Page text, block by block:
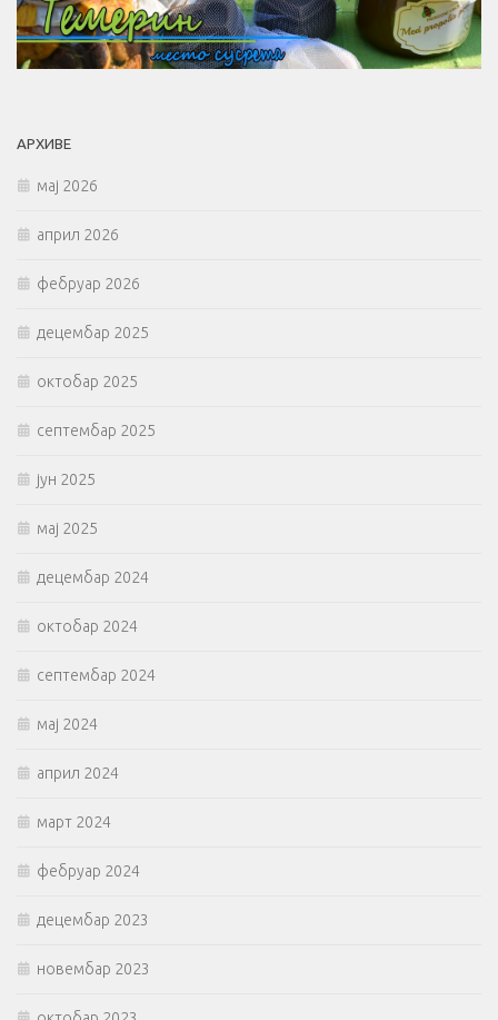
АРХИВЕ
мај 2026
април 2026
фебруар 2026
децембар 2025
октобар 2025
септембар 2025
јун 2025
мај 2025
децембар 2024
октобар 2024
септембар 2024
мај 2024
април 2024
март 2024
фебруар 2024
децембар 2023
новембар 2023